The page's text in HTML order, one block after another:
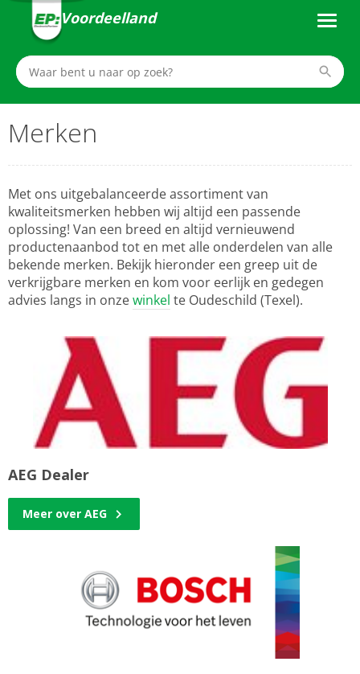
Voordeelland
Merken
Met ons uitgebalanceerde assortiment van
kwaliteitsmerken hebben wij altijd een passende
oplossing! Van een breed en altijd vernieuwend
productenaanbod tot en met alle onderdelen van alle
bekende merken. Bekijk hieronder een greep uit de
verkrijgbare merken en kom voor eerlijk en gedegen
advies langs in onzewinkel te Oudeschild (Texel).
AEG Dealer
Meer over AEG